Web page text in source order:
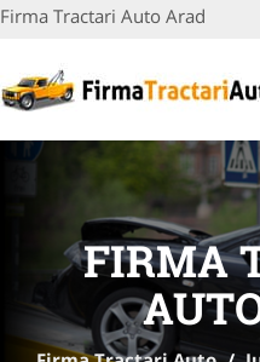
Firma Tractari Auto Arad
FIRMA